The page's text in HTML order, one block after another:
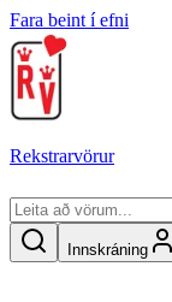
Fara beint í efni
Rekstrarvörur
Innskráning